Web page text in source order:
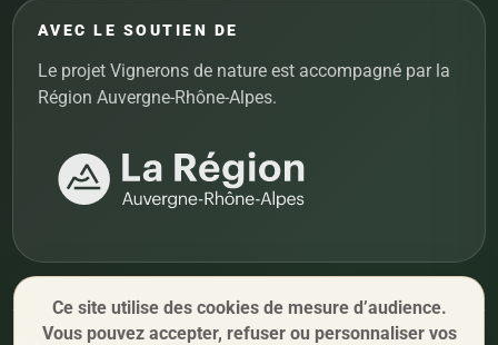
AVEC LE SOUTIEN DE
Le projet Vignerons de nature est accompagné par la
Région Auvergne-Rhône-Alpes.
Ce site utilise des cookies de mesure d’audience.
Vous pouvez accepter, refuser ou personnaliser vos